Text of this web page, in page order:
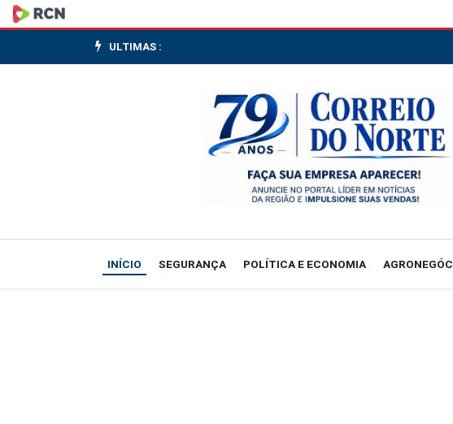
Reino
Unido:
ter
escolhido
ULTIMAS :
INÍCIO SEGURANÇA POLÍTICA E ECONOMIA